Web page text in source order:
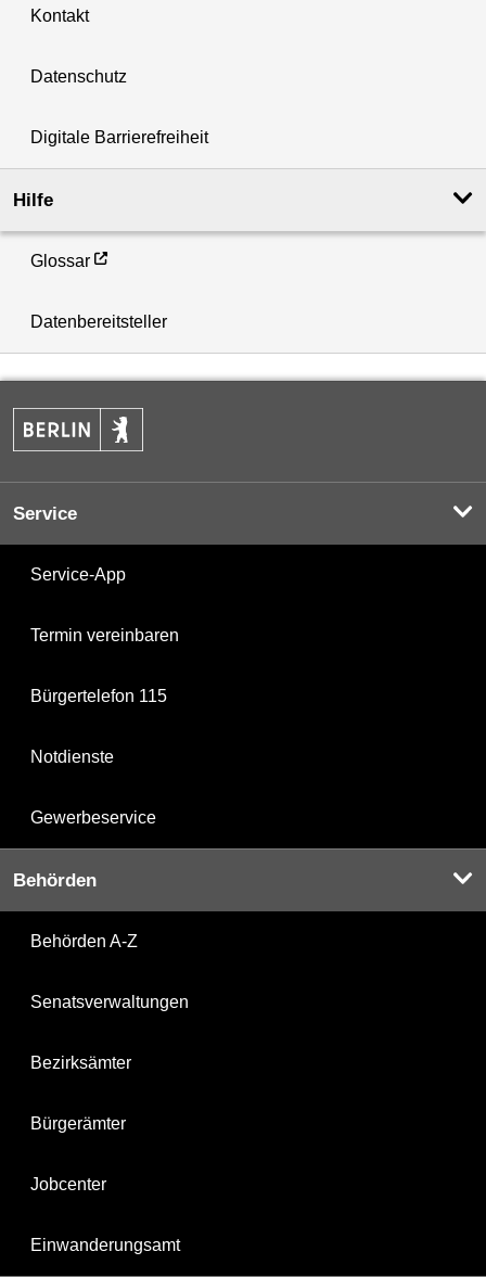
Kontakt
Datenschutz
Digitale Barrierefreiheit
Hilfe
Glossar
Datenbereitsteller
Service
Service-App
Termin vereinbaren
Bürgertelefon 115
Notdienste
Gewerbeservice
Behörden
Behörden A-Z
Senatsverwaltungen
Bezirksämter
Bürgerämter
Jobcenter
Einwanderungsamt